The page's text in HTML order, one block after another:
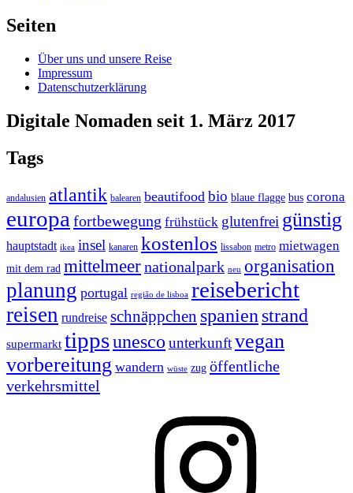
Seiten
Über uns und unsere Reise
Impressum
Datenschutzerklärung
Digitale Nomaden seit 1. März 2017
Tags
andalusien atlantik balearen beautifood bio blaue flagge bus corona
europa fortbewegung frühstück glutenfrei günstig
hauptstadt ikea insel kanaren kostenlos lissabon metro mietwagen
mit dem rad mittelmeernationalpark neu organisation
planung portugal região de lisboa reisebericht
reisen rundreise schnäppchen spanien strand
supermarkt tippsunesco unterkunftvegan
vorbereitung wandern wüste zug öffentliche
verkehrsmittel